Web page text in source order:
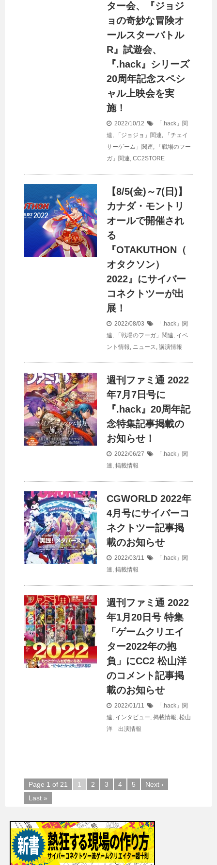
ター会、『ジョジ
ョの奇妙な冒険オ
ールスターバトル
R』試遊会、
『.hack』シリーズ
20周年記念スペシ
ャル上映会を実
施！
2022/10/12
「.hack」関
連, 「ジョジョ」関連,
「チェイ
サーゲーム」関連,
「戦場のフー
ガ」関連, CC2STORE
【8/5(金)～7(日)】
カナダ・モントリ
オールで開催され
る
『OTAKUTHON（
オタクソン）
2022』にサイバー
コネクトツーが出
展！
2022/08/03
「.hack」関
連, 「戦場のフーガ」関連, イベ
ント情報, ニュース, 講演情報
週刊ファミ通 2022
年7月7日号に
『.hack』20周年記
念特集記事掲載の
お知らせ！
2022/06/27
「.hack」関
連, 掲載情報
CGWORLD 2022年
4月号にサイバーコ
ネクトツー記事掲
載のお知らせ
2022/03/11
「.hack」関
連, 掲載情報
週刊ファミ通 2022
年1月20日号 特集
「ゲームクリエイ
ター2022年の抱
負」にCC2 松山洋
のコメント記事掲
載のお知らせ
2022/01/11
「.hack」関
連, インタビュー, 掲載情報, 松山
洋 出演情報
Page 1 of 21 1 2 3 4 5
Next ›
Last »